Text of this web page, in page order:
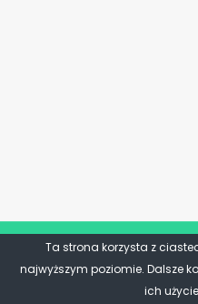
Ta strona korzysta z
najwyższym poziomie. Dalsze
ich